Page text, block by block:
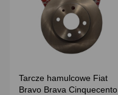
Tarcze hamulcowe Fiat
Bravo Brava Cinquecento